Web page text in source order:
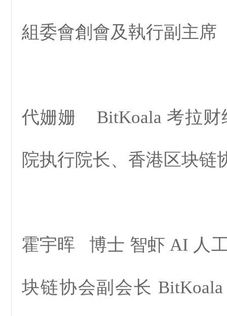
組委會創會及執行副主席
代姗姗 BitKoala 考拉财
院执行院长、香港区块链
霍宇晖 博士 智虾 AI 人
块链协会副会长